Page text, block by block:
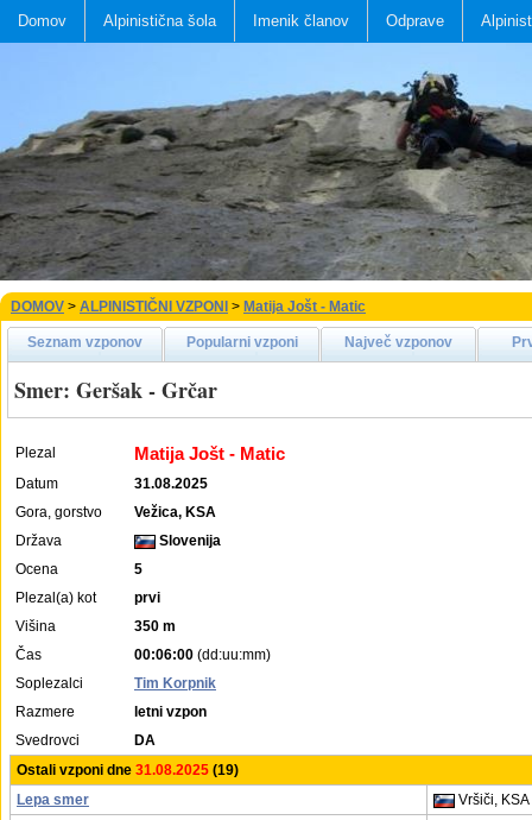
Domov Alpinistična šola Imenik članov Odprave
DOMOV > ALPINISTIČNI VZPONI > Matija Jošt - Matic
Seznam vzponov Popularni vzponi Največ vzponov
Smer: Geršak - Grčar
Plezal Matija Jošt - Matic
Datum
31.08.2025
Gora, gorstvo
Vežica, KSA
Država
Slovenija
Ocena
5
Plezal(a) kot
prvi
Višina
350 m
Čas
00:06:00 (dd:uu:mm)
Soplezalci
Tim Korpnik
Razmere
letni vzpon
Svedrovci
DA
Ostali vzponi dne 31.08.2025 (19)
Lepa smer
Vršiči, KSA